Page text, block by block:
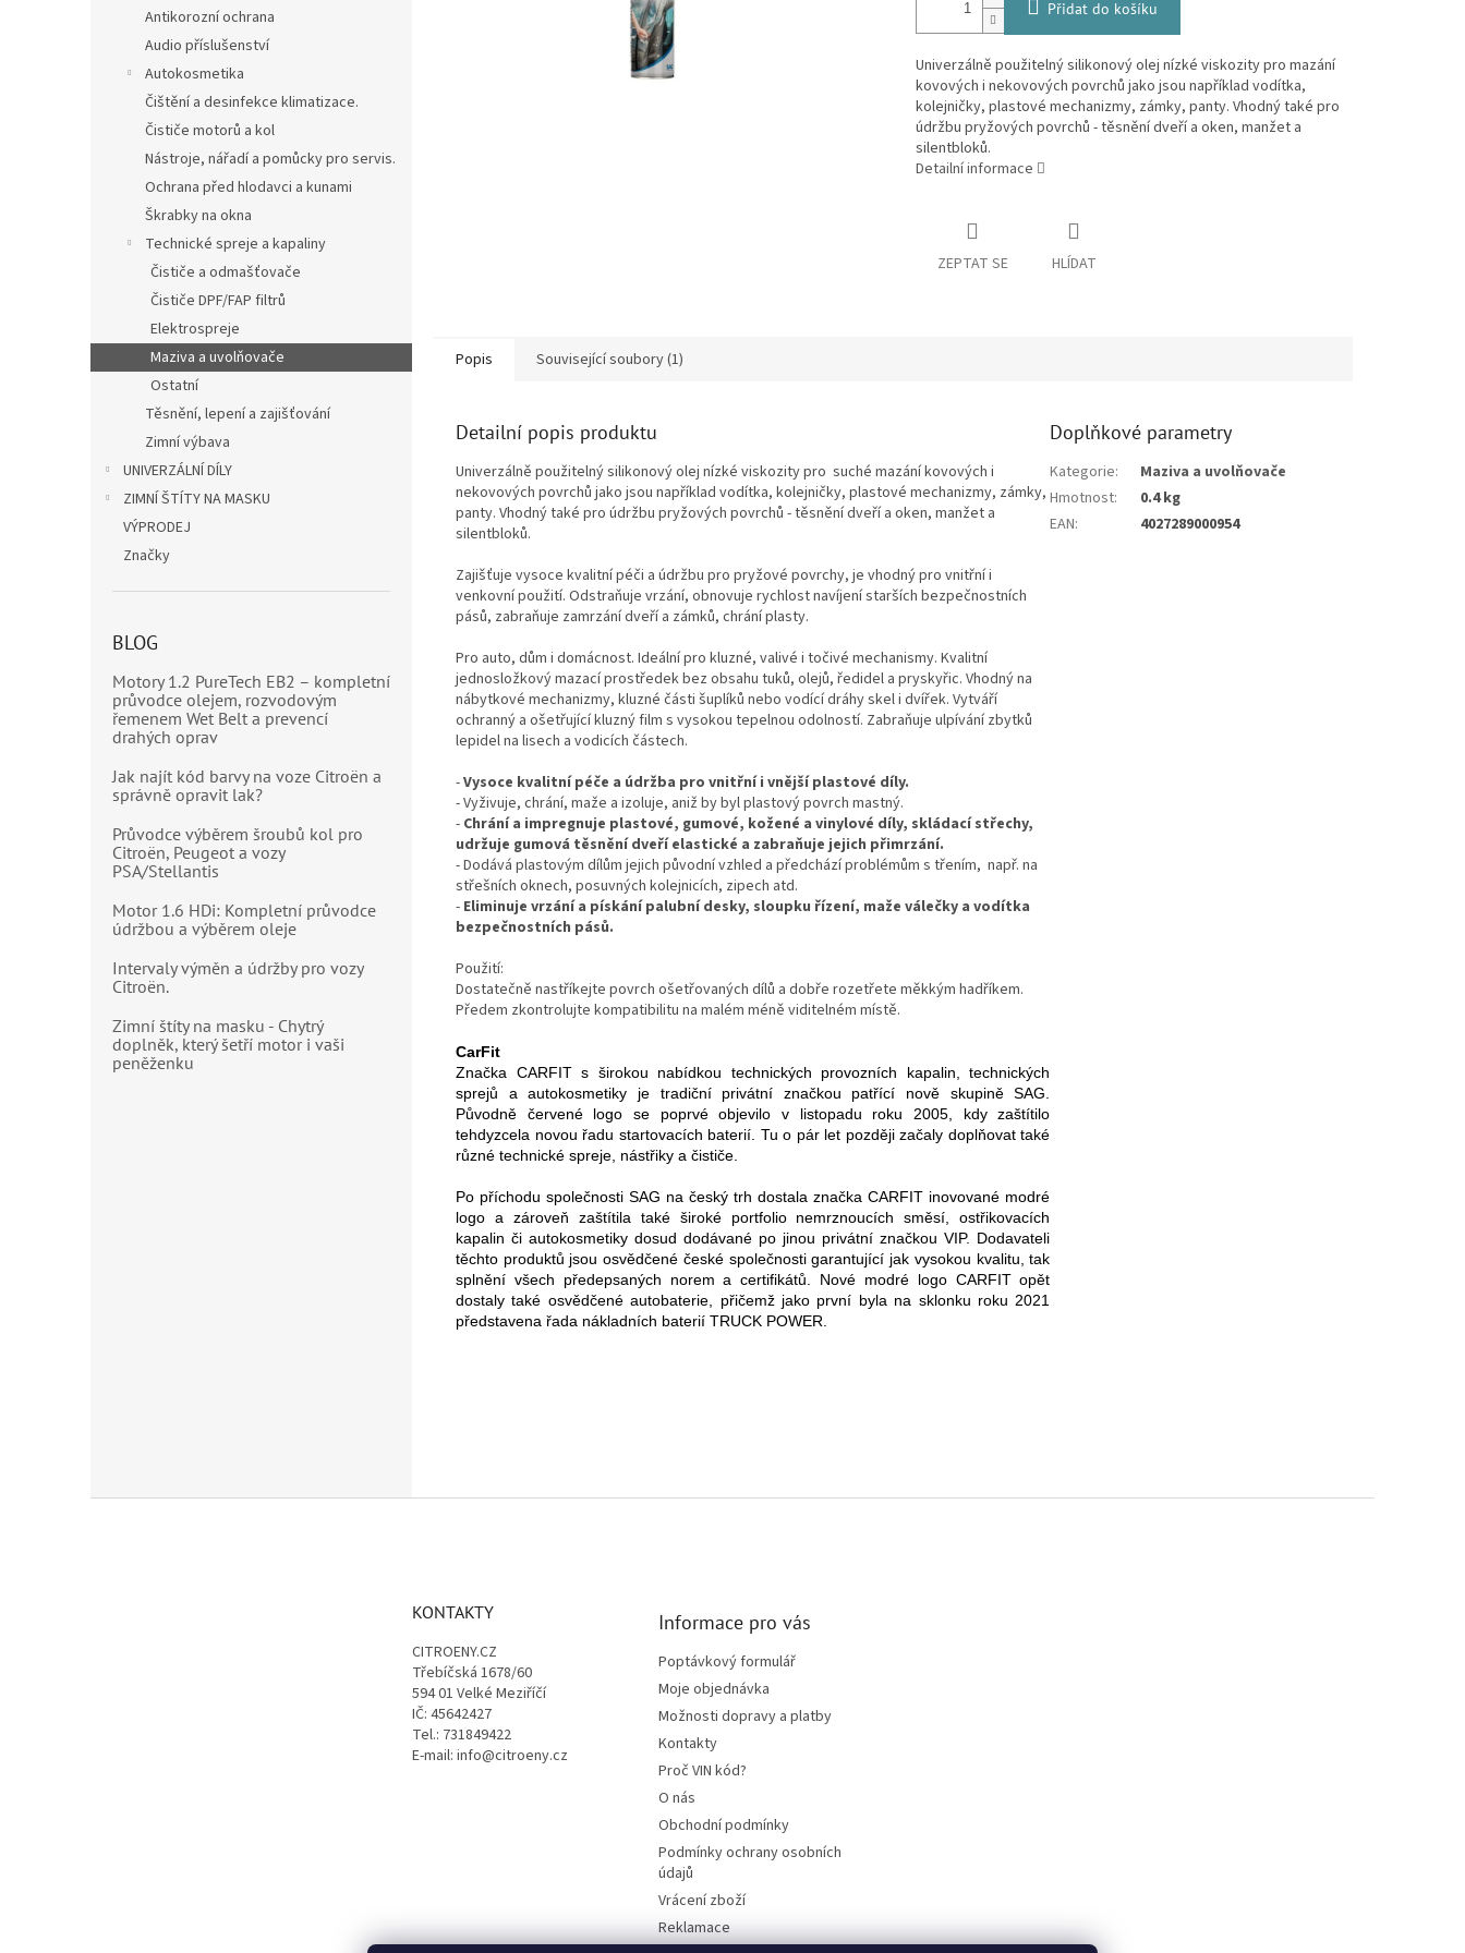
Antikorozní ochrana
Audio příslušenství
Autokosmetika
Čištění a desinfekce klimatizace.
Čističe motorů a kol
Nástroje, nářadí a pomůcky pro servis.
Ochrana před hlodavci a kunami
Škrabky na okna
Technické spreje a kapaliny
Čističe a odmašťovače
Čističe DPF/FAP filtrů
Elektrospreje
Maziva a uvolňovače
Ostatní
Těsnění, lepení a zajišťování
Zimní výbava
UNIVERZÁLNÍ DÍLY
ZIMNÍ ŠTÍTY NA MASKU
VÝPRODEJ
Značky
BLOG
Motory 1.2 PureTech EB2 – kompletní
průvodce olejem, rozvodovým
řemenem Wet Belt a prevencí
drahých oprav
Jak najít kód barvy na voze Citroën a
správně opravit lak?
Průvodce výběrem šroubů kol pro
Citroën, Peugeot a vozy
PSA/Stellantis
Motor 1.6 HDi: Kompletní průvodce
údržbou a výběrem oleje
Intervaly výměn a údržby pro vozy
Citroën.
Zimní štíty na masku - Chytrý
doplněk, který šetří motor i vaši
peněženku
Přidat do košíku
Univerzálně použitelný silikonový olej nízké viskozity pro mazání
kovových i nekovových povrchů jako jsou například vodítka,
kolejničky, plastové mechanizmy, zámky, panty. Vhodný také pro
údržbu pryžových povrchů - těsnění dveří a oken, manžet a
silentbloků.
Detailní informace
ZEPTAT SE HLÍDAT
Popis Související soubory (1)
Detailní popis produktu
Univerzálně použitelný silikonový olej nízké viskozity pro suché mazání kovových i
nekovových povrchů jako jsou například vodítka, kolejničky, plastové mechanizmy, zámky,
panty. Vhodný také pro údržbu pryžových povrchů - těsnění dveří a oken, manžet a
silentbloků.
Zajišťuje vysoce kvalitní péči a údržbu pro pryžové povrchy, je vhodný pro vnitřní i
venkovní použití. Odstraňuje vrzání, obnovuje rychlost navíjení starších bezpečnostních
pásů, zabraňuje zamrzání dveří a zámků, chrání plasty.
Pro auto, dům i domácnost. Ideální pro kluzné, valivé i točivé mechanismy. Kvalitní
jednosložkový mazací prostředek bez obsahu tuků, olejů, ředidel a pryskyřic. Vhodný na
nábytkové mechanizmy, kluzné části šuplíků nebo vodící dráhy skel i dvířek. Vytváří
ochranný a ošetřující kluzný film s vysokou tepelnou odolností. Zabraňuje ulpívání zbytků
lepidel na lisech a vodicích částech.
-Vysoce kvalitní péče a údržba pro vnitřní i vnější plastové díly.
- Vyživuje, chrání, maže a izoluje, aniž by byl plastový povrch mastný.
- Chrání a impregnuje plastové, gumové, kožené a vinylové díly, skládací střechy,
udržuje gumová těsnění dveří elastické a zabraňuje jejich přimrzání.
- Dodává plastovým dílům jejich původní vzhled a předchází problémům s třením, např. na
střešních oknech, posuvných kolejnicích, zipech atd.
- Eliminuje vrzání a pískání palubní desky, sloupku řízení, maže válečky a vodítka
bezpečnostních pásů.
Použití:
Dostatečně nastříkejte povrch ošetřovaných dílů a dobře rozetřete měkkým hadříkem.
Předem zkontrolujte kompatibilitu na malém méně viditelném místě.
CarFit
Značka CARFIT s širokou nabídkou technických provozních kapalin, technických
sprejů a autokosmetiky je tradiční privátní značkou patřící nově skupině SAG.
Původně červené logo se poprvé objevilo v listopadu roku 2005, kdy zaštítilo
tehdyzcela novou řadu startovacích baterií. Tu o pár let později začaly doplňovat také
různé technické spreje, nástřiky a čističe.
Po příchodu společnosti SAG na český trh dostala značka CARFIT inovované modré
logo a zároveň zaštítila také široké portfolio nemrznoucích směsí, ostřikovacích
kapalin či autokosmetiky dosud dodávané po jinou privátní značkou VIP. Dodavateli
těchto produktů jsou osvědčené české společnosti garantující jak vysokou kvalitu, tak
splnění všech předepsaných norem a certifikátů. Nové modré logo CARFIT opět
dostaly také osvědčené autobaterie, přičemž jako první byla na sklonku roku 2021
představena řada nákladních baterií TRUCK POWER.
Doplňkové parametry
Kategorie:
Maziva a uvolňovače
Hmotnost:
0.4 kg
EAN: 4027289000954
KONTAKTY
CITROENY.CZ
Třebíčská 1678/60
594 01 Velké Meziříčí
IČ: 45642427
Tel.: 731849422
E-mail: info@citroeny.cz
Informace pro vás
Poptávkový formulář
Moje objednávka
Možnosti dopravy a platby
Kontakty
Proč VIN kód?
O nás
Obchodní podmínky
Podmínky ochrany osobních
údajů
Vrácení zboží
Reklamace